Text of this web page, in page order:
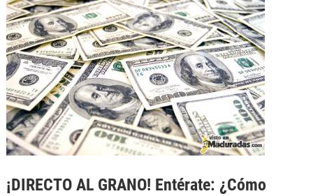
¡DIRECTO AL GRANO! Entérate: ¿Cómo